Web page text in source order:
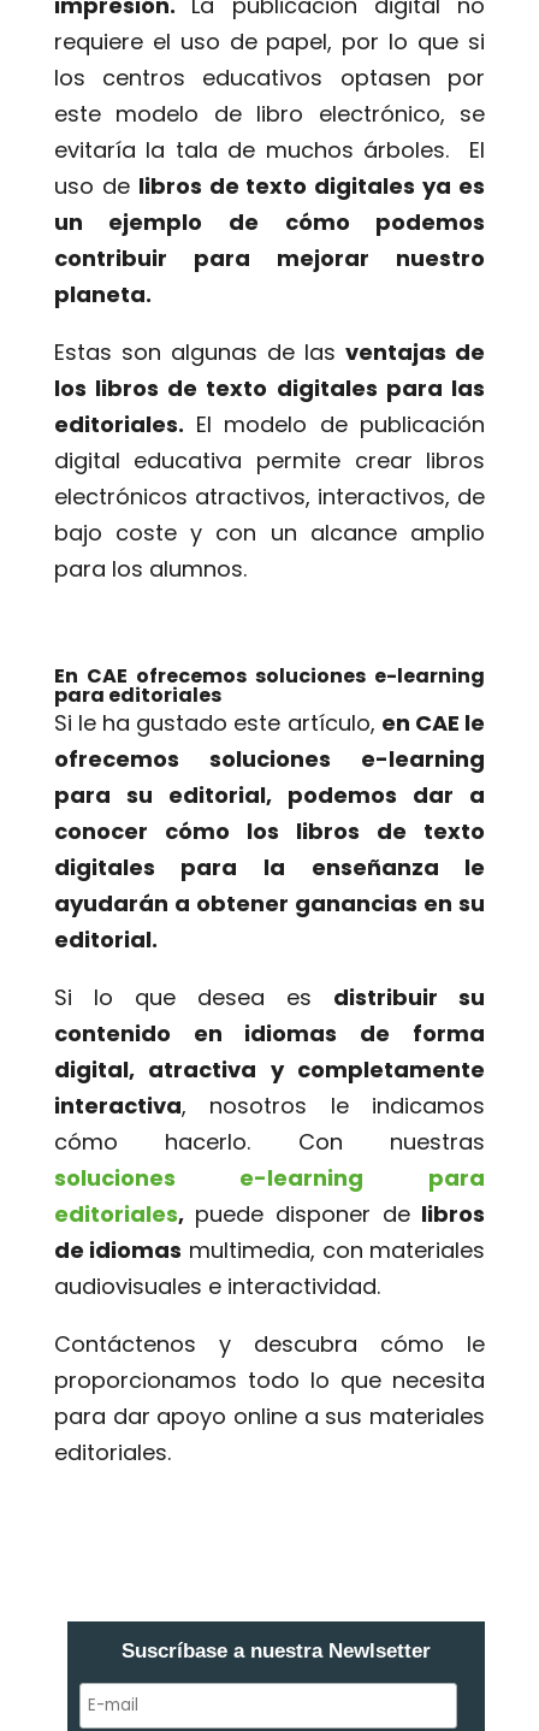
requiere el uso de papel, por lo que si
los centros educativos optasen por
este modelo de libro electrónico, se
evitaría la tala de muchos árboles. El
uso de libros de texto digitales ya es
un ejemplo de cómo podemos
contribuir para mejorar nuestro
planeta.
Estas son algunas de lasventajas de
los libros de texto digitales para las
editoriales. El modelo de publicación
digital educativa permite crear libros
electrónicos atractivos, interactivos, de
bajo coste y con un alcance amplio
para los alumnos.
En CAE ofrecemos soluciones e-learning
para editoriales
Si le ha gustado este artículo, en CAE le
ofrecemos soluciones e-learning
para su editorial, podemos dar a
conocer cómo los libros de texto
digitales para la enseñanza le
ayudarán a obtener ganancias en su
editorial.
Si lo que desea es distribuir su
contenido en idiomas de forma
digital, atractiva y completamente
interactiva, nosotros le indicamos
cómo hacerlo. Con nuestras
soluciones e-learning para
editoriales,puede disponer de libros
de idiomas multimedia, con materiales
audiovisuales e interactividad.
Contáctenos y descubra cómo le
proporcionamos todo lo que necesita
para dar apoyo online a sus materiales
editoriales.
Suscríbase a nuestra Newlsetter